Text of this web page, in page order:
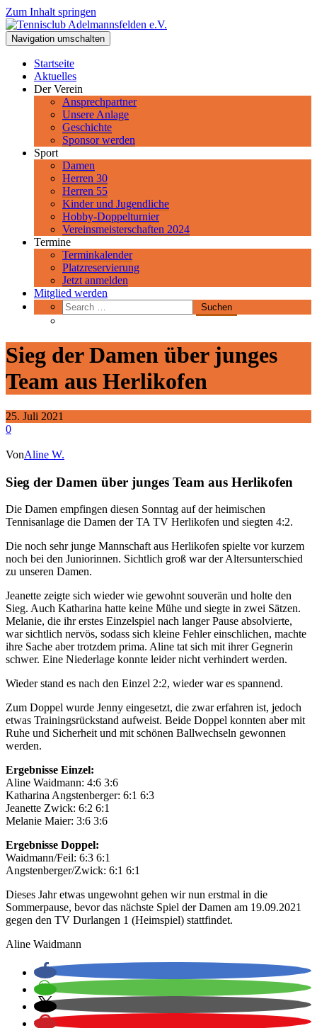
Zum Inhalt springen
Tennisclub Adelmannsfelden e.V.
Spiel, Satz und Sieg! Herzlich Willkommen beim Tennisclub
Adelmannsfelden im schwäbischen Ostalbkreis.
Navigation umschalten
Startseite
Aktuelles
Der Verein
Ansprechpartner
Unsere Anlage
Geschichte
Sponsor werden
Sport
Damen
Herren 30
Herren 55
Kinder und Jugendliche
Hobby-Doppelturnier
Vereinsmeisterschaften 2024
Termine
Terminkalender
Platzreservierung
Jetzt anmelden
Mitglied werden
Sieg der Damen über junges
Team aus Herlikofen
25. Juli 2021
0
VonAline W.
Sieg der Damen über junges Team aus Herlikofen
Die Damen empfingen diesen Sonntag auf der heimischen
Tennisanlage die Damen der TA TV Herlikofen und siegten 4:2.
Die noch sehr junge Mannschaft aus Herlikofen spielte vor kurzem
noch bei den Juniorinnen. Sichtlich groß war der Altersunterschied
zu unseren Damen.
Jeanette zeigte sich wieder wie gewohnt souverän und holte den
Sieg. Auch Katharina hatte keine Mühe und siegte in zwei Sätzen.
Melanie, die ihr erstes Einzelspiel nach langer Pause absolvierte,
war sichtlich nervös, sodass sich kleine Fehler einschlichen, machte
ihre Sache aber trotzdem prima. Aline tat sich mit ihrer Gegnerin
schwer. Eine Niederlage konnte leider nicht verhindert werden.
Wieder stand es nach den Einzel 2:2, wieder war es spannend.
Zum Doppel wurde Jenny eingesetzt, die zwar erfahren ist, jedoch
etwas Trainingsrückstand aufweist. Beide Doppel konnten aber mit
Ruhe und Sicherheit und mit schönen Ballwechseln gewonnen
werden.
Ergebnisse Einzel:
Aline Waidmann: 4:6 3:6
Katharina Angstenberger: 6:1 6:3
Jeanette Zwick: 6:2 6:1
Melanie Maier: 3:6 3:6
Ergebnisse Doppel:
Waidmann/Feil: 6:3 6:1
Angstenberger/Zwick: 6:1 6:1
Dieses Jahr etwas ungewohnt gehen wir nun erstmal in die
Sommerpause, bevor das nächste Spiel der Damen am 19.09.2021
gegen den TV Durlangen 1 (Heimspiel) stattfindet.
Aline Waidmann